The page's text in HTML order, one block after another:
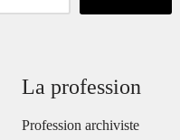
La profession
Profession archiviste